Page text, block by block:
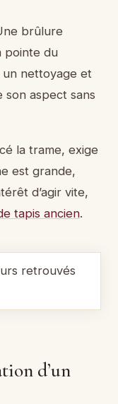
brûlure
pointe du
nettoyage et
son aspect sans
la trame, exige
est grande,
d’agir vite,
tapis ancien.
d’un